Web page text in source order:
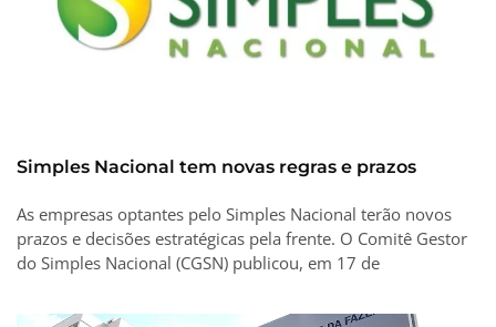
Simples Nacional tem novas regras e prazos
As empresas optantes pelo Simples Nacional terão novos
prazos e decisões estratégicas pela frente. O Comitê Gestor
do Simples Nacional (CGSN) publicou, em 17 de